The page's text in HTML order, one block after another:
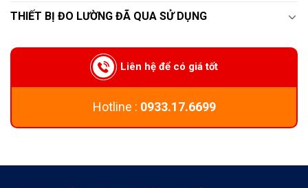
THIẾT BỊ ĐO LƯỜNG ĐÃ QUA SỬ DỤNG
Liên hệ để có giá tốt
Hotline : 0933.17.6699